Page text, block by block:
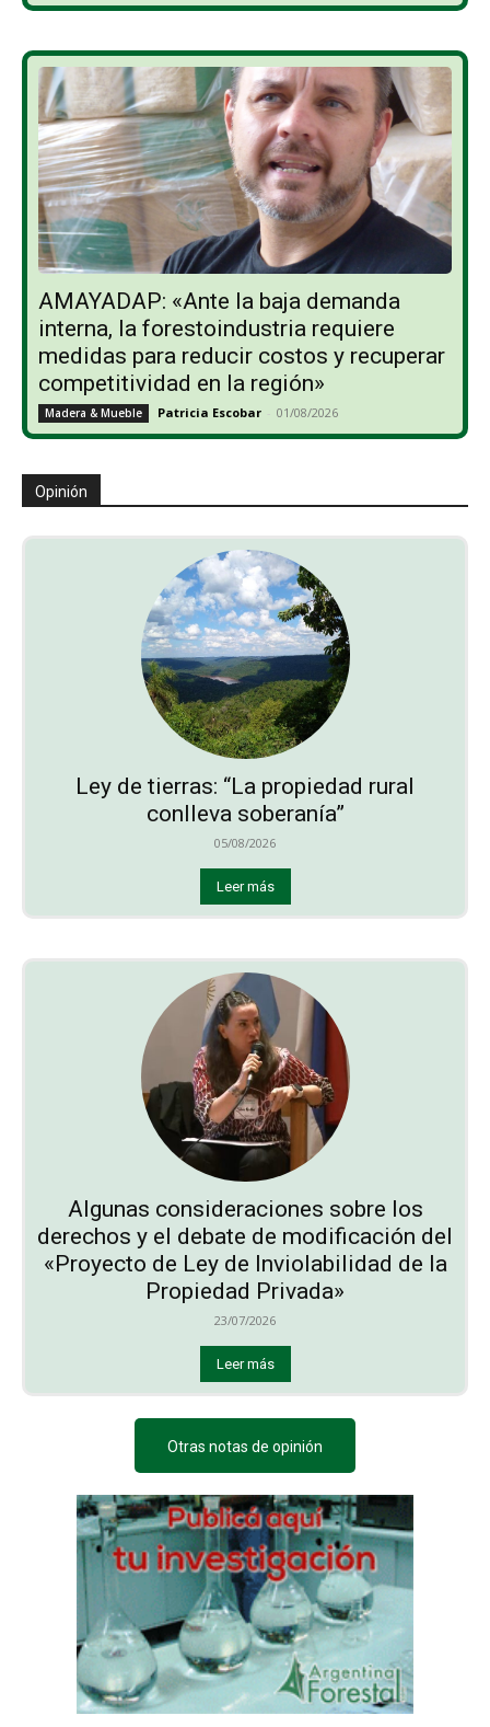
AMAYADAP: «Ante la baja demanda
interna, la forestoindustria requiere
medidas para reducir costos y recuperar
competitividad en la región»
Madera & Mueble Patricia Escobar - 01/08/2026
Opinión
Ley de tierras: “La propiedad rural
conlleva soberanía”
05/08/2026
Leer más
Algunas consideraciones sobre los
derechos y el debate de modificación del
«Proyecto de Ley de Inviolabilidad de la
Propiedad Privada»
23/07/2026
Leer más
Otras notas de opinión